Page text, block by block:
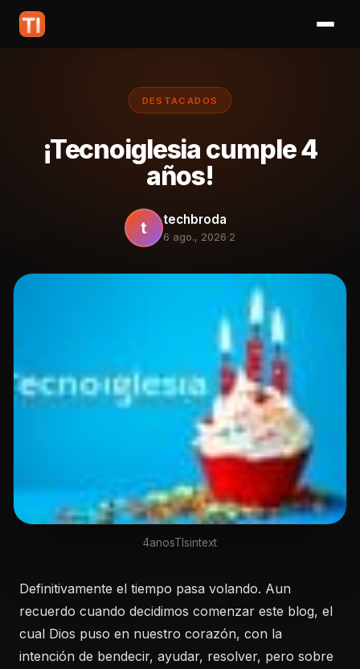
DESTACADOS
¡Tecnoiglesia cumple 4
años!
t techbroda
6 ago., 2026·2
4anosTIsintext
Definitivamente el tiempo pasa volando. Aun
recuerdo cuando decidimos comenzar este blog, el
cual Dios puso en nuestro corazón, con la
intención de bendecir, ayudar, resolver, pero sobre